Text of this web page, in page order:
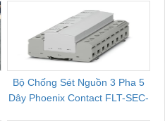
Bộ Chống Sét Nguồn 3 Pha 5
Dây Phoenix Contact FLT-SEC-